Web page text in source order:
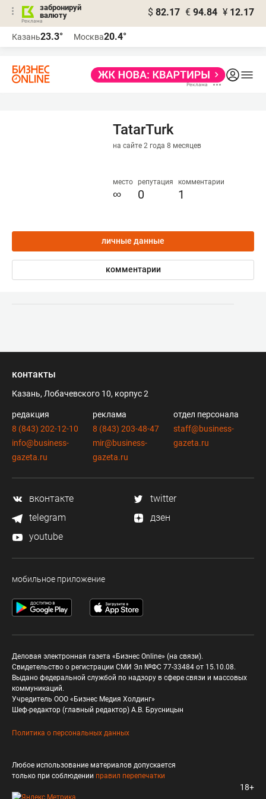
забронируй
валюту
$ 82.17 € 94.84 ¥ 12.17
Казань23.3° Москва20.4°
TatarTurk
на сайте 2 года 8 месяцев
место
∞
репутация
0
комментарии
1
личные данные
комментарии
контакты
Казань, Лобачевского 10, корпус 2
редакция
8 (843) 202-12-10
info@business-
gazeta.ru
реклама
8 (843) 203-48-47
mir@business-
gazeta.ru
отдел персонала
staff@business-
gazeta.ru
вконтакте
twitter
telegram
дзен
youtube
мобильное приложение
Деловая электронная газета «Бизнес Online» (на связи).
Свидетельство о регистрации СМИ Эл №ФС 77-33484 от 15.10.08.
Выдано федеральной службой по надзору в сфере связи и массовых
коммуникаций.
Учредитель ООО «Бизнес Медия Холдинг»
Шеф-редактор (главный редактор) А.В. Брусницын
Политика о персональных данных
Любое использование материалов допускается
только при соблюдении правил перепечатки
18+